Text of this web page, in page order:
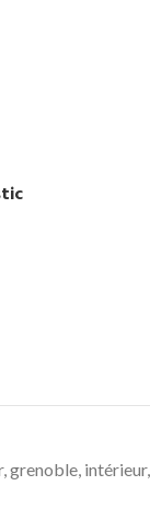
,grenoble, intérieur,